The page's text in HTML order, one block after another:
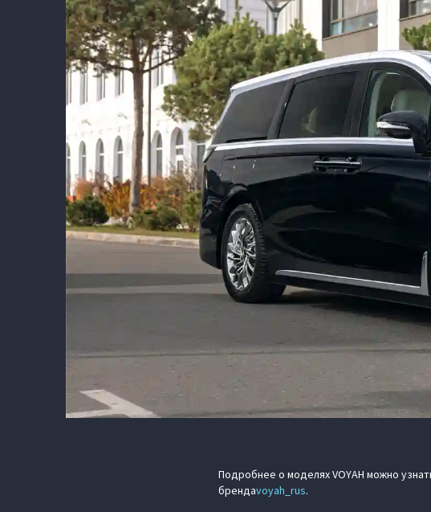
Подробнее о моделях VOYAH можно
брендаvoyah_rus.